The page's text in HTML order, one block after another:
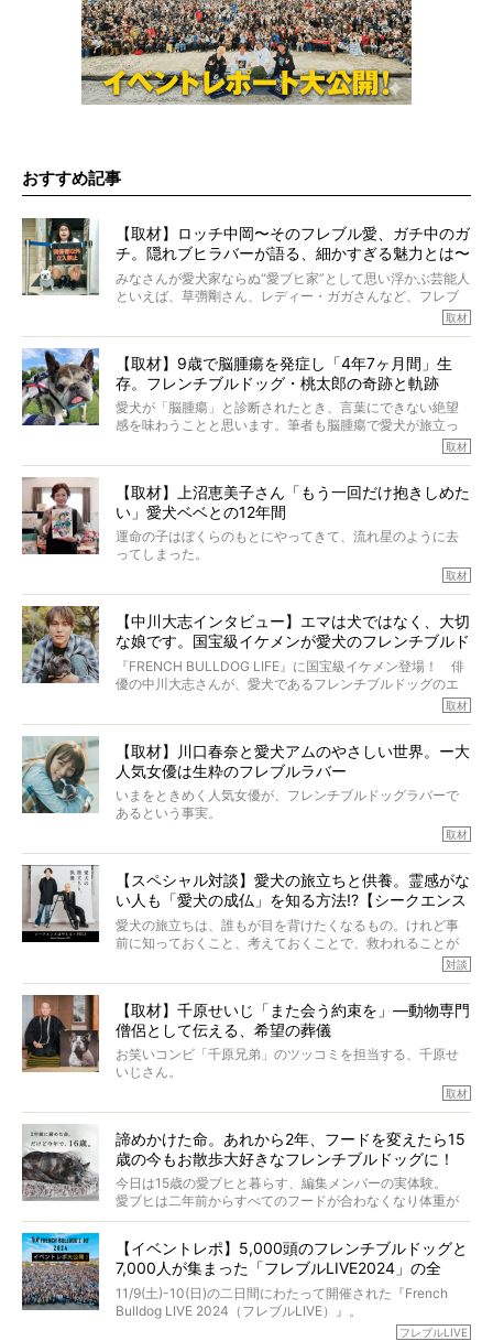
おすすめ記事
【取材】ロッチ中岡〜そのフレブル愛、ガチ中のガ
チ。隠れブヒラバーが語る、細かすぎる魅力とは〜
【前編】
みなさんが愛犬家ならぬ“愛ブヒ家”として思い浮かぶ芸能人
といえば、草彅剛さん、レディー・ガガさんなど、フレブ
ルを飼っている方が多いと思います。が、ロッチ中岡さん
んのインスタグラムを覗くと、たくさんのフレブルアカウ
ントがフォローされていて、わが『FRENCH BULLDOG
LIFE』モデルのnicoやトーラスも、その中の一頭。
そんな中岡さんに、フレブルの魅力を語っていただきまし
た。そのブヒ愛っぷりは、思ってた以上！ ガチ中のガチ
取材
【取材】9歳で脳腫瘍を発症し「4年7ヶ月間」生
存。フレンチブルドッグ・桃太郎の奇跡と軌跡
愛犬が「脳腫瘍」と診断されたとき、言葉にできない絶望
感を味わうことと思います。筆者も脳腫瘍で愛犬が旅立っ
たひとり。だからこそ、どれほど厄介で困難な病気かを理
ところが、フレンチブルドッグの桃太郎は9歳で脳腫瘍を発
症し、なんと4年7ヶ月間も生き抜いたのです。旅立ったと
きの年齢は13歳と11ヶ月、レジェンド級のレジェンドでし
た。さらには、治療後3年間は一度も発作が起きなかったと
いいます。
この事実はフレンチブルドッグだけでなく、脳腫瘍と闘う
太郎のオーナーである佐藤さんご夫婦に、治療の選択やケ
アについて詳しくお話しをうかがいました。
取材
【取材】上沼恵美子さん「もう一回だけ抱きしめた
い」愛犬ベベとの12年間
運命の子はぼくらのもとにやってきて、流れ星のように去
ってしまった。
り添いたいと思う。
その悲しみをいますぐ解消することはできないが、話をき
いて、泣いたり笑ったりするのもいいだろう。
こんな子だった、こんなにいい子だった、ほんとうに愛し
ていたと。
ぼくらは上沼恵美子さんのご自宅へ伺って、お話をきこう
と思った。
取材
【中川大志インタビュー】エマは犬ではなく、大切
な娘です。国宝級イケメンが愛犬のフレンチブルド
ッグと一緒に登場
『FRENCH BULLDOG LIFE』に国宝級イケメン登場！ 俳
優の中川大志さんが、愛犬であるフレンチブルドッグのエ
マちゃん（2歳の女の子）にメロメロとの情報を聞きつけ、
カエピソードが次から次へと飛び出しました。
取材
【取材】川口春奈と愛犬アムのやさしい世界。ー大
人気女優は生粋のフレブルラバー
いまをときめく人気女優が、フレンチブルドッグラバーで
あるという事実。
とりを目の当たりにするほどに、そのフレンチブルドッグ
愛がわたしたちのそれとまったく同じであることに、なん
だかうれしくなってしまったのでした。
春奈さんとアムちゃんのすてきな暮らしを、BUHI編集長の
小西がいつくしみながら、切り取らせていただきます。
取材
【スペシャル対談】愛犬の旅立ちと供養。霊感がな
い人も「愛犬の成仏」を知る方法!?【シークエンス
はやとも×PELI】
愛犬の旅立ちは、誰もが目を背けたくなるもの。けれど事
前に知っておくこと、考えておくことで、救われることが
力をもつお笑い芸人「シークエンスはやとも」さんに、愛
犬の旅立ちや供養についてインタビュー。
インタビュアー兼対談相手は、大の犬好きで心霊分野の知
識にも長けているPELIさん。
「愛犬が旅立ったあと、ベッドやおもちゃはどうすればい
くれる？」
さらには、霊感がない人でも愛犬が成仏したことを知る方
法まで。
お笑い芸人だからこそ暗くなりすぎない、むしろ心がスッ
と軽くなる。
永久保存版のスペシャル対談です！
対談
【取材】千原せいじ「また会う約束を」―動物専門
僧侶として伝える、希望の葬儀
お笑いコンビ「千原兄弟」のツッコミを担当する、千原せ
いじさん。
た。
僧侶としての名は「靖賢（せいけん）」。
当時54歳という年齢にして、なぜ動物専門僧侶という道を
選んだのか。
また、愛犬の旅立ちとどのように向き合うべきなのか。
た。
取材
諦めかけた命。あれから2年、フードを変えたら15
歳の今もお散歩大好きなフレンチブルドッグに！
今日は15歳の愛ブヒと暮らす、編集メンバーの実体験。
愛ブヒは二年前からすべてのフードが合わなくなり体重が
激減。検査をしても異常はなく「年齢のせいですね…」と言
もう諦めるしかないのかな…そんなとき、我が家に届いたの
が「THE fu-do(ザ・フード)」の試食品でした。
そして「THE fu-do(ザ・フード)」を食べつづけて二年、愛
ブヒは15歳になり、今も元気にお散歩をしています。
今回は、二年前の絶望から今までを包み隠さず、時系列で
【イベントレポ】5,000頭のフレンチブルドッグと
7,000人が集まった「フレブルLIVE2024」の全
貌！
11/9(土)-10(日)の二日間にわたって開催された『French
Bulldog LIVE 2024（フレブルLIVE）』。
今年はのべ5,000頭のフレンチブルドッグと7,000人のフレ
フレブルLIVE